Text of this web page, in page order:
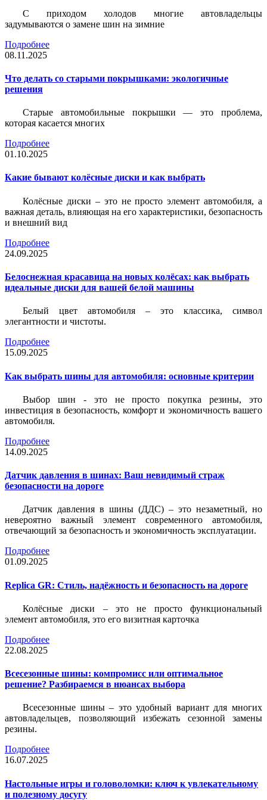
С приходом холодов многие автовладельцы
задумываются о замене шин на зимние
Подробнее
08.11.2025
Что делать со старыми покрышками: экологичные
решения
Старые автомобильные покрышки — это проблема,
которая касается многих
Подробнее
01.10.2025
Какие бывают колёсные диски и как выбрать
Колёсные диски – это не просто элемент автомобиля, а
важная деталь, влияющая на его характеристики, безопасность
и внешний вид
Подробнее
24.09.2025
Белоснежная красавица на новых колёсах: как выбрать
идеальные диски для вашей белой машины
Белый цвет автомобиля – это классика, символ
элегантности и чистоты.
Подробнее
15.09.2025
Как выбрать шины для автомобиля: основные критерии
Выбор шин - это не просто покупка резины, это
инвестиция в безопасность, комфорт и экономичность вашего
автомобиля.
Подробнее
14.09.2025
Датчик давления в шинах: Ваш невидимый страж
безопасности на дороге
Датчик давления в шины (ДДС) – это незаметный, но
невероятно важный элемент современного автомобиля,
отвечающий за безопасность и экономичность эксплуатации.
Подробнее
01.09.2025
Replica GR: Стиль, надёжность и безопасность на дороге
Колёсные диски – это не просто функциональный
элемент автомобиля, это его визитная карточка
Подробнее
22.08.2025
Всесезонные шины: компромисс или оптимальное
решение? Разбираемся в нюансах выбора
Всесезонные шины – это удобный вариант для многих
автовладельцев, позволяющий избежать сезонной замены
резины.
Подробнее
16.07.2025
Настольные игры и головоломки: ключ к увлекательному
и полезному досугу